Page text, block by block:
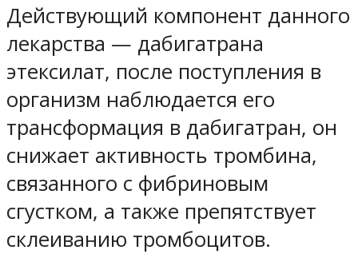
Действующий компонент данного
лекарства — дабигатрана
этексилат, после поступления в
организм наблюдается его
трансформация в дабигатран, он
снижает активность тромбина,
связанного с фибриновым
сгустком, а также препятствует
склеиванию тромбоцитов.